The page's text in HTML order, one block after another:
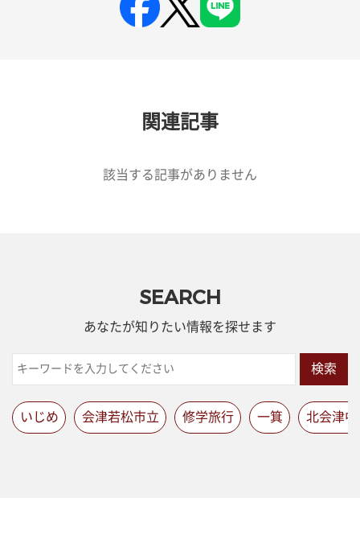
関連記事
該当する記事がありません
SEARCH
あなたが知りたい情報を探せます
検索
いじめ 会津若松市立 修学旅行 一箕 北会津中